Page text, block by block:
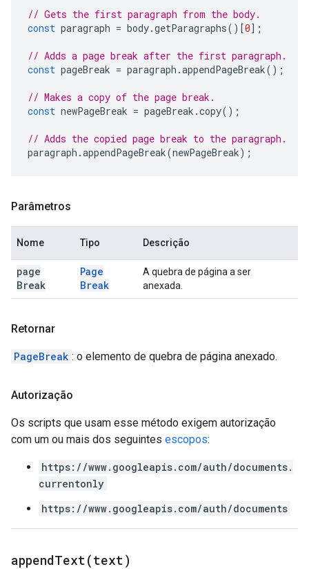
// Gets the first paragraph from the body.
const paragraph = body.getParagraphs()[0];
// Adds a page break after the first paragraph.
const pageBreak = paragraph .appendPageBreak();
// Makes a copy of the page break.
const newPageBreak = pageBreak .copy();
// Adds the copied page break to the paragraph.
paragraph .appendPageBreak(newPageBreak);
Parâmetros
Nome Tipo Descrição
page
Break
Page
Break
A quebra de página a ser
anexada.
Retornar
PageBreak : o elemento de quebra de página anexado.
Autorização
Os scripts que usam esse método exigem autorização
com um ou mais dos seguintes escopos:
https://www.googleapis.com/auth/documents.
currentonly
https://www.googleapis.com/auth/documents
appendText(text)